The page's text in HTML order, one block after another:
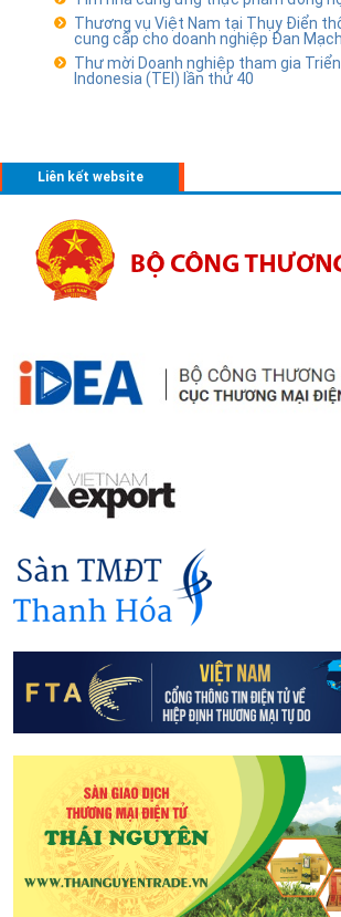
Thương vụ Việt Nam tại Thụy Điển
cung cấp cho doanh nghiệp Đan Mạch
Thư mời Doanh nghiệp tham gia
Indonesia (TEI) lần thứ 40
Liên kết website